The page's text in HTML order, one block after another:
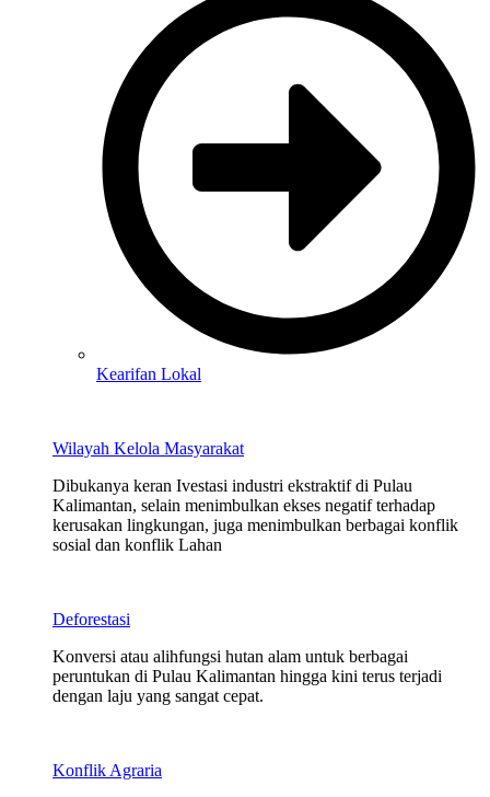
Kearifan Lokal
Wilayah Kelola Masyarakat
Dibukanya keran Ivestasi industri ekstraktif di Pulau
Kalimantan, selain menimbulkan ekses negatif terhadap
kerusakan lingkungan, juga menimbulkan berbagai konflik
sosial dan konflik Lahan
Deforestasi
Konversi atau alihfungsi hutan alam untuk berbagai
peruntukan di Pulau Kalimantan hingga kini terus terjadi
dengan laju yang sangat cepat.
Konflik Agraria